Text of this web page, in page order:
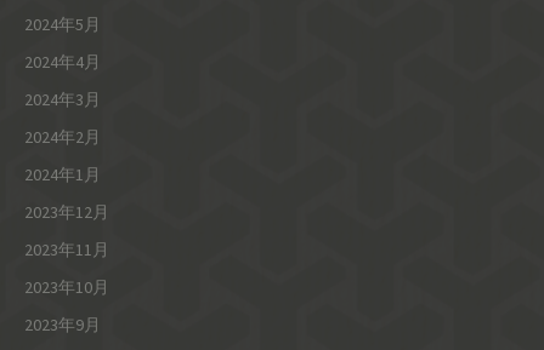
2024年5月
2024年4月
2024年3月
2024年2月
2024年1月
2023年12月
2023年11月
2023年10月
2023年9月